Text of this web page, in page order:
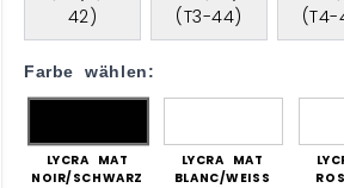
42)
(T3-44)
(T4-
Farbe wählen:
LYCRA MAT
NOIR/SCHWARZ
LYCRA MAT
BLANC/WEISS